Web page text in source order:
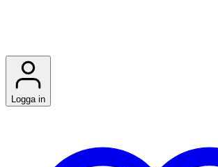
Logga in